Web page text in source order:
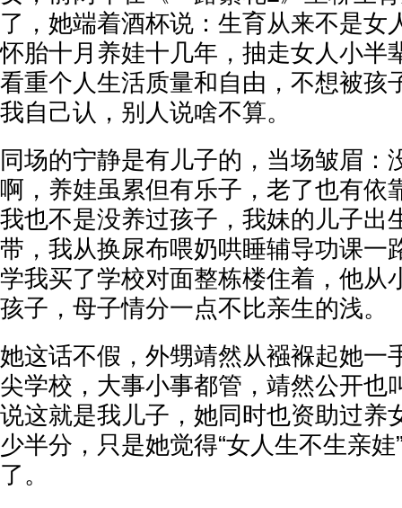
了，她端着酒杯说：生育从来不是女
怀胎十月养娃十几年，抽走女人小半
看重个人生活质量和自由，不想被孩
我自己认，别人说啥不算。
同场的宁静是有儿子的，当场皱眉：
啊，养娃虽累但有乐子，老了也有依
我也不是没养过孩子，我妹的儿子出
带，我从换尿布喂奶哄睡辅导功课一
学我买了学校对面整栋楼住着，他从
孩子，母子情分一点不比亲生的浅。
她这话不假，外甥靖然从襁褓起她一
尖学校，大事小事都管，靖然公开也
说这就是我儿子，她同时也资助过养
少半分，只是她觉得“女人生不生亲
了。